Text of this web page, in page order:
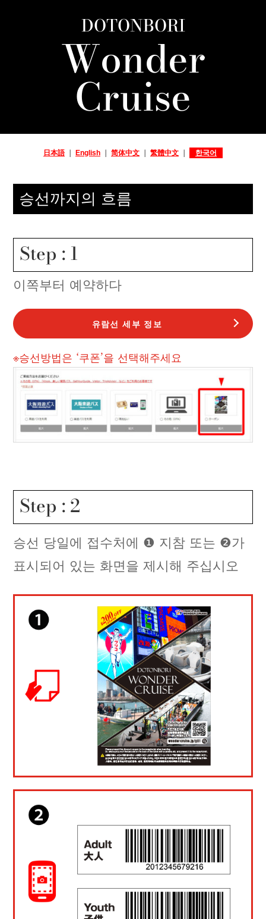
DOTONBORI
Wonder
Cruise
日本語｜ English 简体中文 繁體中文 한국어
승선까지의 흐름
Step : 1
이쪽부터 예약하다
유람선 세부 정보
※승선방법은 ‘쿠폰’을 선택해주세요
Step : 2
승선 당일에 접수처에 ❶ 지참 또는 ❷가
표시되어 있는 화면을 제시해 주십시오